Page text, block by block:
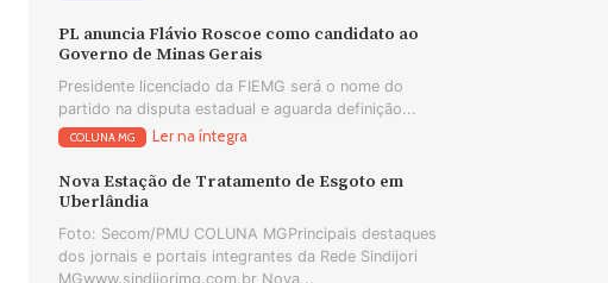
PL anuncia Flávio Roscoe como candidato ao
Governo de Minas Gerais
Presidente licenciado da FIEMG será o nome do
partido na disputa estadual e aguarda definição...
COLUNA MG Ler na íntegra
Nova Estação de Tratamento de Esgoto em
Uberlândia
Foto: Secom/PMU COLUNA MGPrincipais destaques
dos jornais e portais integrantes da Rede Sindijori
MGwww.sindijorimg.com.br Nova...